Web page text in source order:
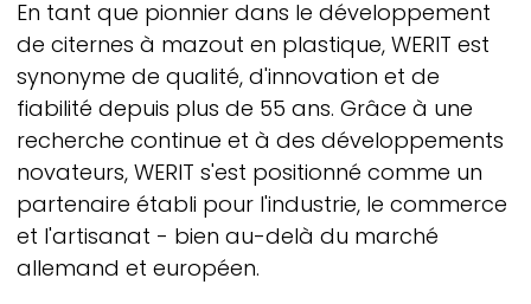
En tant que pionnier dans le développement
de citernes à mazout en plastique,WERIT est
synonyme de qualité, d'innovation et de
fiabilité depuis plus de 55 ans. Grâce à une
recherche continue et à des développements
novateurs,WERIT s'est positionné comme un
partenaire établi pour l'industrie, le commerce
et l'artisanat - bien au-delà du marché
allemand et européen.